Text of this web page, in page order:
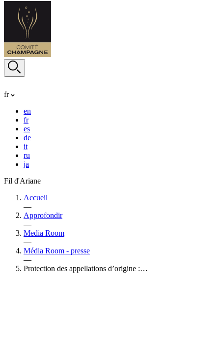
fr
en
fr
es
de
it
ru
ja
Fil d'Ariane
Accueil
—
Approfondir
—
Media Room
—
Média Room - presse
—
Protection des appellations d’origine :…